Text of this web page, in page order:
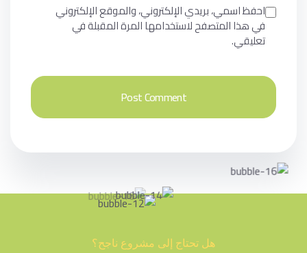
احفظ اسمي، بريدي الإلكتروني، والموقع الإلكتروني
في هذا المتصفح لاستخدامها المرة المقبلة في
تعليقي.
هل تحتاج إلى مشروع ناجح؟